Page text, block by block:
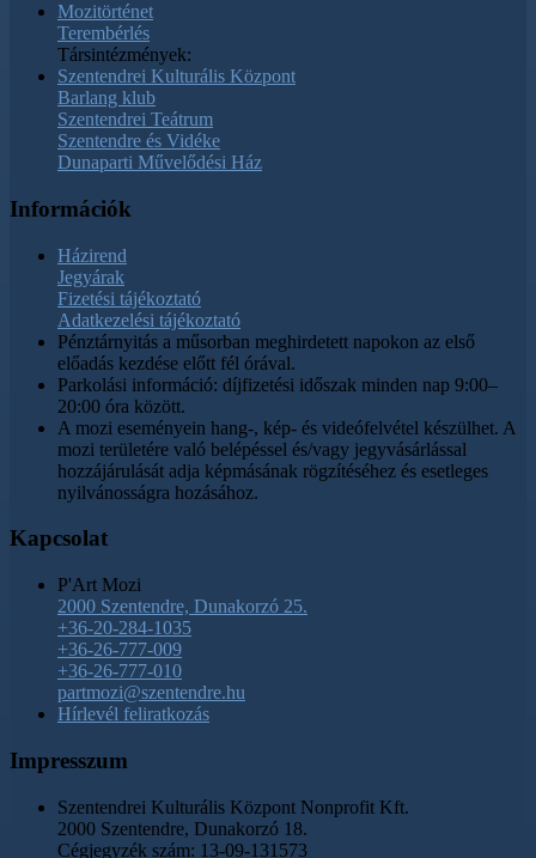
Mozitörténet
Terembérlés
Társintézmények:
Szentendrei Kulturális Központ
Barlang klub
Szentendrei Teátrum
Szentendre és Vidéke
Dunaparti Művelődési Ház
Információk
Házirend
Jegyárak
Fizetési tájékoztató
Adatkezelési tájékoztató
Pénztárnyitás a műsorban meghirdetett napokon az első
előadás kezdése előtt fél órával.
Parkolási információ: díjfizetési időszak minden nap 9:00–
20:00 óra között.
A mozi eseményein hang-, kép- és videófelvétel készülhet. A
mozi területére való belépéssel és/vagy jegyvásárlással
hozzájárulását adja képmásának rögzítéséhez és esetleges
nyilvánosságra hozásához.
Kapcsolat
P'Art Mozi
2000 Szentendre, Dunakorzó 25.
+36-20-284-1035
+36-26-777-009
+36-26-777-010
partmozi@szentendre.hu
Hírlevél feliratkozás
Impresszum
Szentendrei Kulturális Központ Nonprofit Kft.
2000 Szentendre, Dunakorzó 18.
Cégjegyzék szám: 13-09-131573